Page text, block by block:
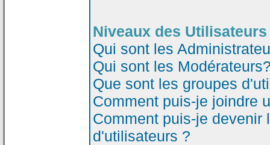
Niveaux des
Qui sont les
Qui sont les
Que sont les groupes
Comment puis-je joindre
Comment puis-je devenir
d'utilisateurs ?